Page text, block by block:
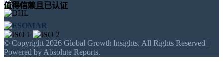
值得信赖且已认证
© Copyright 2026 Global Growth Insights. All Rights Reserved |
Powered by Absolute Reports.